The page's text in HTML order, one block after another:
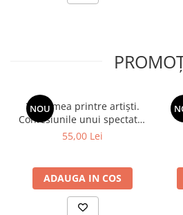
NOU
Viața mea printre artiști.
Confesiunile unui spectator
fidel
55,00 Lei
ADAUGA IN COS